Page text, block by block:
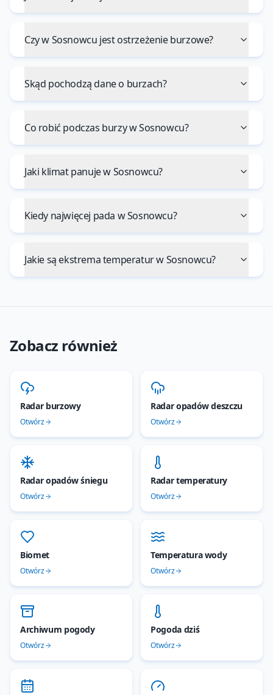
Czy w Sosnowcu jest ostrzeżenie burzowe?
Skąd pochodzą dane o burzach?
Co robić podczas burzy w Sosnowcu?
Jaki klimat panuje w Sosnowcu?
Kiedy najwięcej pada w Sosnowcu?
Jakie są ekstrema temperatur w Sosnowcu?
Zobacz również
Radar burzowy
Otwórz
Radar opadów deszczu
Otwórz
Radar opadów śniegu
Otwórz
Radar temperatury
Otwórz
Biomet
Otwórz
Temperatura wody
Otwórz
Archiwum pogody
Otwórz
Pogoda dziś
Otwórz